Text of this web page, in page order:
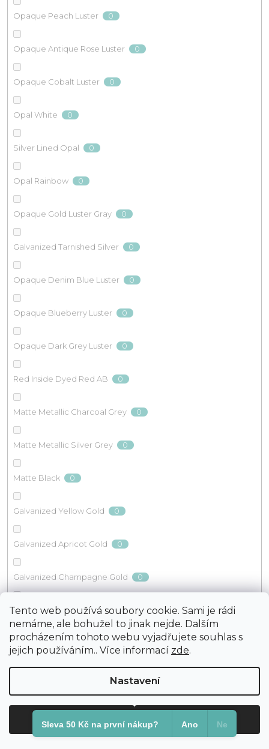
Tento web používá soubory cookie. Sami je rádi
nemáme, ale bohužel to jinak nejde. Dalším
procházením tohoto webu vyjadřujete souhlas s
jejich používáním.. Více informací zde.
Nastavení
Odmítnout Souhlasím
Opaque Peach Luster 0
Opaque Antique Rose Luster 0
Opaque Cobalt Luster 0
Opal White 0
Silver Lined Opal 0
Opal Rainbow 0
Opaque Gold Luster Gray 0
Galvanized Tarnished Silver 0
Opaque Denim Blue Luster 0
Opaque Blueberry Luster 0
Opaque Dark Grey Luster 0
Red Inside Dyed Red AB 0
Matte Metallic Charcoal Grey 0
Matte Metallic Silver Grey 0
Matte Black 0
Galvanized Yellow Gold 0
Galvanized Apricot Gold 0
Galvanized Champagne Gold 0
Silver Lined Blue Zircon Dyed 0
Opaque Squash Dyed 0
Opaque Kelly Green Dyed 0
Opaque Turquoise Green Dyed 0
Sleva 50 Kč na první nákup?​ Ano Ne